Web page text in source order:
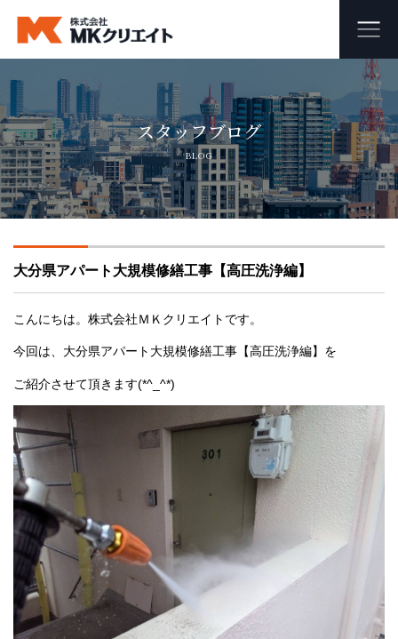
ホーム
MKクリエイトのワンストップ自社施工
ビル・マンション・商業施設の大規模修繕工事
外壁塗装・防水工事
オフィス・店舗の内装リフォーム・リノベーション
足場組み立て・解体工事
採用情報
プライバシーポリシー
お問い合わせ
施工事例
お知らせ
スタッフブログ
BLOG
大分県アパート大規模修繕工事【高圧洗浄編】
こんにちは。株式会社ＭＫクリエイトです。
今回は、大分県アパート大規模修繕工事【高圧洗浄編】を
ご紹介させて頂きます(*^_^*)